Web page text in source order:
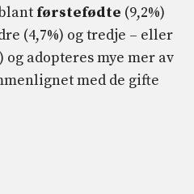
førstefødte (9,2%)
(4,7%) og tredje – eller
adopteres mye mer av
med de gifte